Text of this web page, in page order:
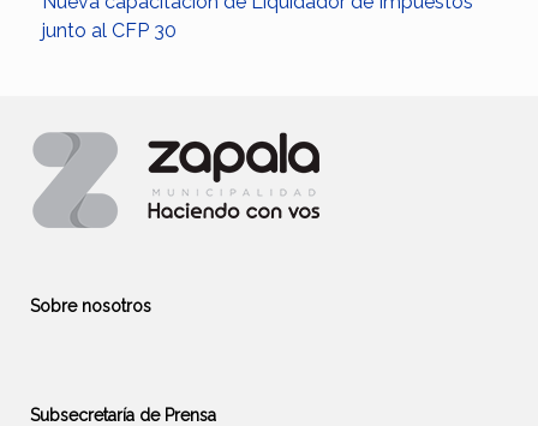
junto al CFP 30
Sobre nosotros
Subsecretaría de Prensa